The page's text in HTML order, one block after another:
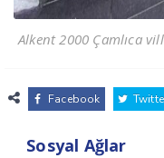
Alkent 2000 Çamlıca
Facebook
Sosyal Ağlar